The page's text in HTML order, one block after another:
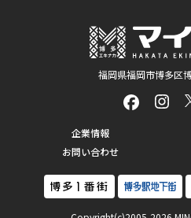
福岡県福岡市博多区
企業情報
お問い合わせ